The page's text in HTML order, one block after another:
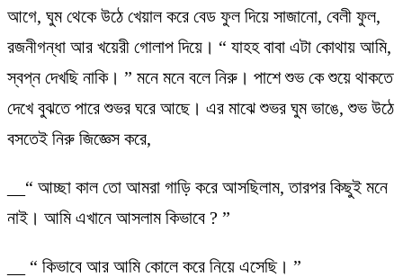
আগে, ঘুম থেকে উঠে খেয়াল করে বেড ফুল দিয়ে সাজানো, বেলী ফুল,
রজনীগন্ধা আর খয়েরী গোলাপ দিয়ে। “ যাহহ বাবা এটা কোথায় আমি,
স্বপ্ন দেখছি নাকি। ” মনে মনে বলে নিরু। পাশে শুভ কে শুয়ে থাকতে
দেখে বুঝতে পারে শুভর ঘরে আছে। এর মাঝে শুভর ঘুম ভাঙে, শুভ উঠে
বসতেই নিরু জিজ্ঞেস করে,
__“ আচ্ছা কাল তো আমরা গাড়ি করে আসছিলাম, তারপর কিছুই মনে
নাই। আমি এখানে আসলাম কিভাবে ? ”
__ “ কিভাবে আর আমি কোলে করে নিয়ে এসেছি। ”